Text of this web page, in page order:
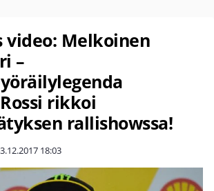
video: Melkoinen
–
rikkoi
rallishowssa!
18:03